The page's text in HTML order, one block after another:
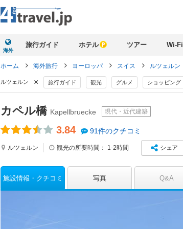
海外
旅行ガイド ホテル ツアー Wi-Fi
ホーム 海外旅行 ヨーロッパ スイス ルツェルン
ルツェルン × 旅行ガイド 観光 グルメ ショッピング
カペル橋 Kapellbruecke 現代・近代建築
3.84 91件のクチコミ
ルツェルン 観光の所要時間： 1-2時間 シェア
施設情報 クチコミ 写真 Q&A